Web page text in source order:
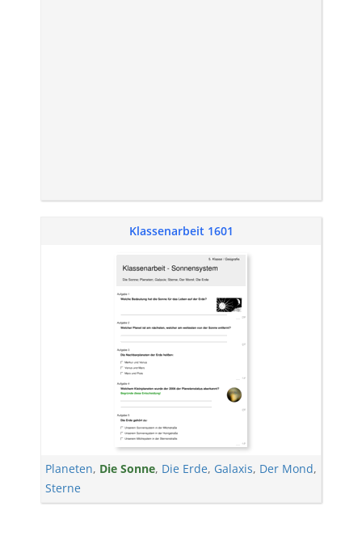
Klassenarbeit 1601
Planeten, Die Sonne, Die Erde, Galaxis, Der Mond,
Sterne